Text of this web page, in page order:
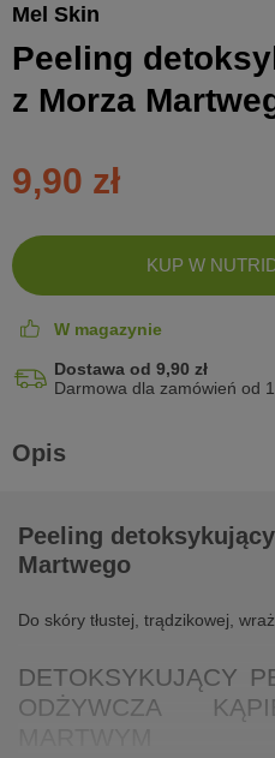
Mel Skin
Peeling
z Morza
9,90 zł
KUP W
W magazynie
Dostawa od 9,90 zł
Darmowa dla zamówień od
Opis
Peeling
Martwego
Do skóry tłustej, trądzikowej,
DETOKSYKUJĄCY
ODŻYWCZA